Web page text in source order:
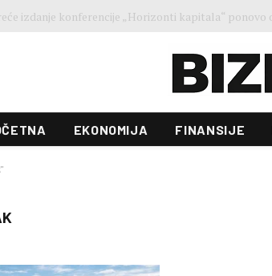
EKONOMIJA FINANSIJE